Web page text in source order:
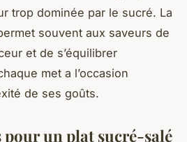
trop dominée par le sucré. La
souvent aux saveurs de
et de s’équilibrer
met a l’occasion
de ses goûts.
pour un plat sucré-salé